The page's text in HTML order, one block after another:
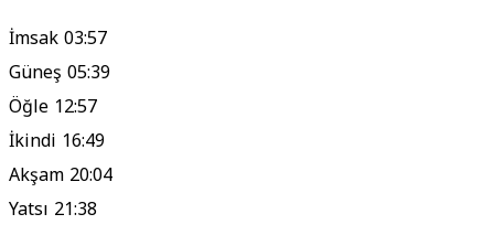
İmsak03:57
Güneş05:39
Öğle 12:57
İkindi 16:49
Akşam20:04
Yatsı 21:38